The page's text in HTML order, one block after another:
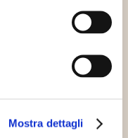
Mostra dettagli